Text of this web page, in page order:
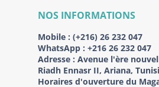
NOS INFORMATIONS
Mobile : (+216) 26 232 047
WhatsApp : +216 26 232 047
Adresse : Avenue l'ère
Riadh Ennasr II, Ariana,
Horaires d'ouverture du